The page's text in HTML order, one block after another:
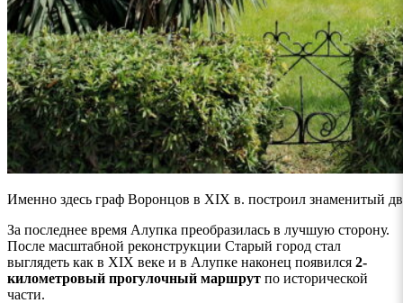
Именно здесь граф Воронцов в XIX в. построил знаменитый
За последнее время Алупка преобразилась в лучшую сторону.
После масштабной реконструкции Старый город стал
выглядеть как в XIX веке и в Алупке наконец появился 2-
километровый прогулочный маршрут по исторической
части.